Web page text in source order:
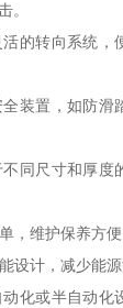
。
的转向系统，
装置，如防滑
同尺寸和厚度
，维护保养方
设计，减少能源
化或半自动化